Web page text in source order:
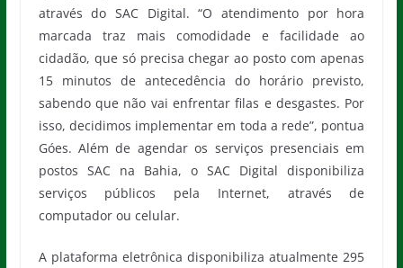
através do SAC Digital. “O atendimento por hora
marcada traz mais comodidade e facilidade ao
cidadão, que só precisa chegar ao posto com apenas
15 minutos de antecedência do horário previsto,
sabendo que não vai enfrentar filas e desgastes. Por
isso, decidimos implementar em toda a rede”, pontua
Góes. Além de agendar os serviços presenciais em
postos SAC na Bahia, o SAC Digital disponibiliza
serviços públicos pela Internet, através de
computador ou celular.
A plataforma eletrônica disponibiliza atualmente 295